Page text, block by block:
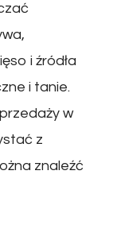
i źródła
i tanie.
w
z
znaleźć